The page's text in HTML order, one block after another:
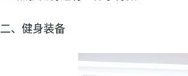
二、健身装备